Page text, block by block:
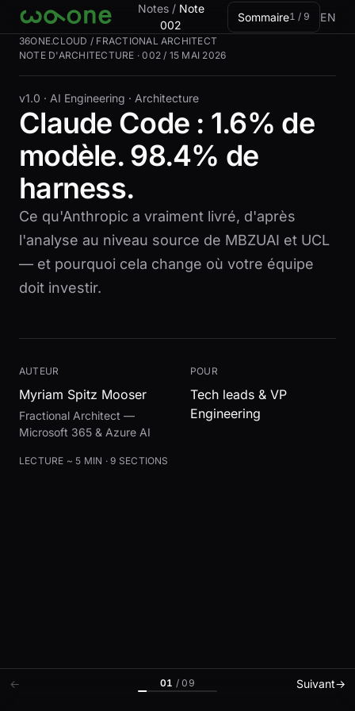
Aller à la carte Notes / Note
002
Sommaire1 / 9 EN
36ONE.CLOUD / FRACTIONAL ARCHITECT
NOTE D'ARCHITECTURE · 002 / 15 MAI 2026
v1.0 · AI Engineering · Architecture
Claude Code : 1.6% de
modèle. 98.4% de
harness.
Ce qu'Anthropic a vraiment livré, d'après
l'analyse au niveau source de MBZUAI et UCL
— et pourquoi cela change où votre équipe
doit investir.
AUTEUR
Myriam Spitz Mooser
Fractional Architect —
Microsoft 365 & Azure AI
POUR
Tech leads & VP
Engineering
LECTURE ~ 5 MIN · 9 SECTIONS
← 01 /09 Suivant→